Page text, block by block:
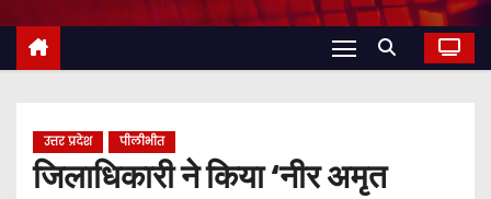
t
उत्तर प्रदेश पीलीभीत
जिलाधिकारी ने किया ‘नीर अमृत